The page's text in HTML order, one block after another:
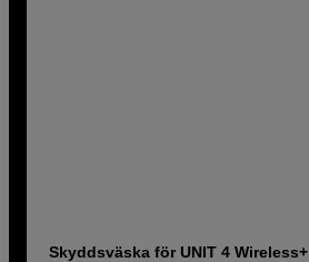
Skyddsväska för UNIT 4 Wireless+